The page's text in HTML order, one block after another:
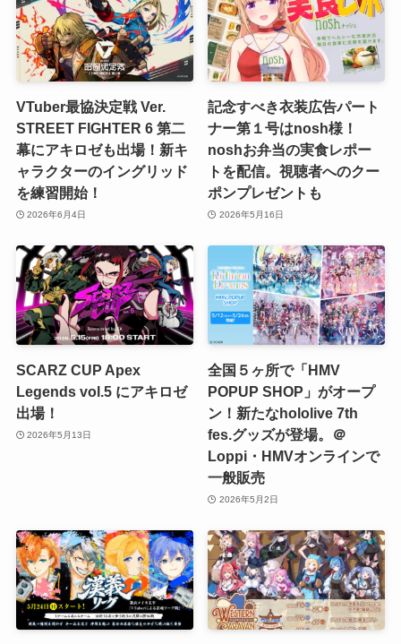
VTuber最協決定戦 Ver.
STREET FIGHTER 6 第二
幕にアキロゼも出場！新キ
ャラクターのイングリッド
を練習開始！
2026年6月4日
記念すべき衣装広告パート
ナー第１号はnosh様！
noshお弁当の実食レポー
トを配信。視聴者へのクー
ポンプレゼントも
2026年5月16日
SCARZ CUP Apex
Legends vol.5 にアキロゼ
出場！
2026年5月13日
全国５ヶ所で「HMV
POPUP SHOP」がオープ
ン！新たなhololive 7th
fes.グッズが登場。＠
Loppi・HMVオンラインで
一般販売
2026年5月2日